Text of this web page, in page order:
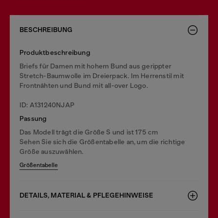
BESCHREIBUNG
Produktbeschreibung
Briefs für Damen mit hohem Bund aus gerippter
Stretch-Baumwolle im Dreierpack. Im Herrenstil mit
Frontnähten und Bund mit all-over Logo.
ID: A131240NJAP
Passung
Das Modell trägt die Größe S und ist 175 cm
Sehen Sie sich die Größentabelle an, um die richtige
Größe auszuwählen.
Größentabelle
DETAILS, MATERIAL & PFLEGEHINWEISE